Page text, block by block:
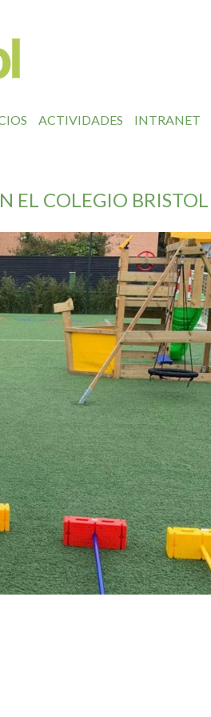
ACTIVIDADES INTRANET
EL COLEGIO BRISTOL